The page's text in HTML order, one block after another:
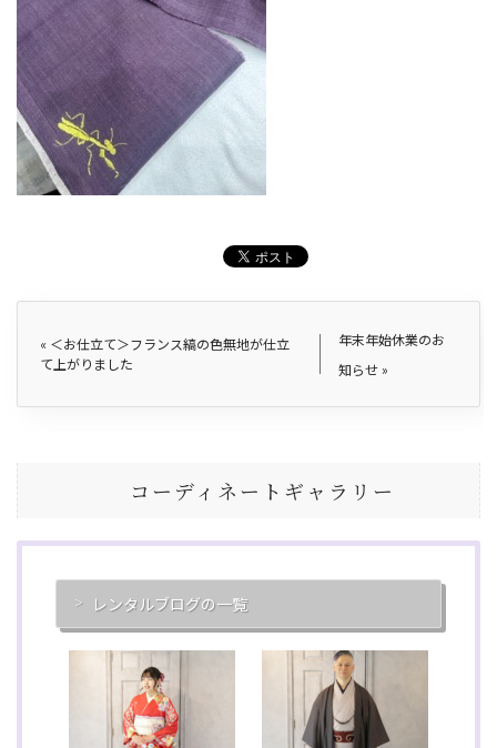
« ＜お仕立て＞フランス縞の色無地が仕立
て上がりました
年末年始休業のお
知らせ»
コーディネートギャラリー
レンタルブログの一覧